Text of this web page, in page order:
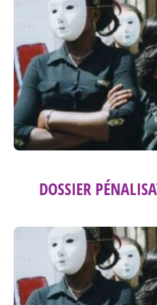
DOSSIER